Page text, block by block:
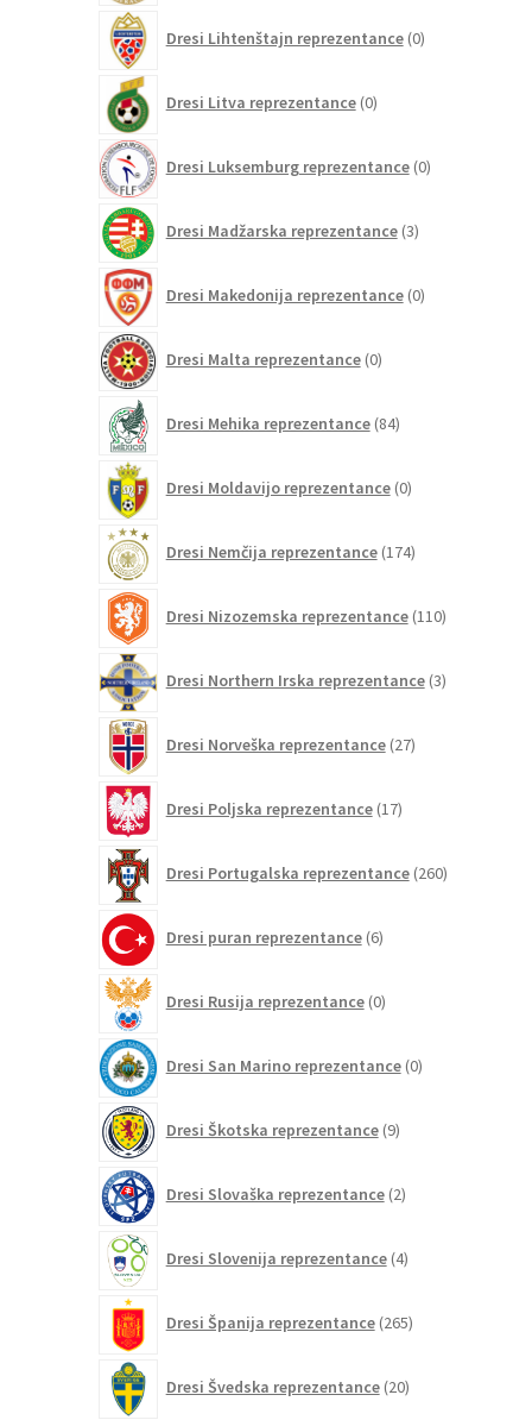
Dresi Lihtenštajn reprezentance 0izdelkov
Dresi Litva reprezentance 0izdelkov
Dresi Luksemburg reprezentance 0izdelkov
Dresi Madžarska reprezentance 3izdelki
Dresi Makedonija reprezentance 0izdelkov
Dresi Malta reprezentance 0izdelkov
Dresi Mehika reprezentance 84izdelkov
Dresi Moldavijo reprezentance 0izdelkov
Dresi Nemčija reprezentance 174izdelkov
Dresi Nizozemska reprezentance 110izdelkov
Dresi Northern Irska reprezentance 3izdelki
Dresi Norveška reprezentance 27izdelkov
Dresi Poljska reprezentance 17izdelkov
Dresi Portugalska reprezentance 260izdelkov
Dresi puran reprezentance 6izdelkov
Dresi Rusija reprezentance 0izdelkov
Dresi San Marino reprezentance 0izdelkov
Dresi Škotska reprezentance 9izdelkov
Dresi Slovaška reprezentance 2izdelka
Dresi Slovenija reprezentance 4izdelki
Dresi Španija reprezentance 265izdelkov
Dresi Švedska reprezentance 20izdelkov